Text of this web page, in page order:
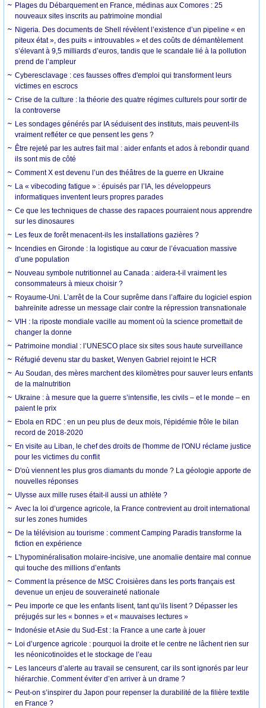
Plages du Débarquement en France, médinas aux Comores : 25
nouveaux sites inscrits au patrimoine mondial
Nigeria. Des documents de Shell révèlent l’existence d’un pipeline « en
piteux état », des puits « introuvables » et des coûts de démantèlement
s’élevant à 9,5 milliards d’euros, tandis que le scandale lié à la pollution
prend de l’ampleur
Cyberesclavage : ces fausses offres d'emploi qui transforment leurs
victimes en escrocs
Crise de la culture : la théorie des quatre régimes culturels pour sortir de
la controverse
Les sondages générés par IA séduisent des instituts, mais peuvent-ils
vraiment refléter ce que pensent les gens ?
Être rejeté par les autres fait mal : aider enfants et ados à rebondir quand
ils sont mis de côté
Comment X est devenu l’un des théâtres de la guerre en Ukraine
La « vibecoding fatigue » : épuisés par l’IA, les développeurs
informatiques inventent leurs propres parades
Ce que les techniques de chasse des rapaces pourraient nous apprendre
sur les dinosaures
Les feux de forêt menacent-ils les installations gazières ?
Incendies en Gironde : la logistique au cœur de l’évacuation massive
d’une population
Nouveau symbole nutritionnel au Canada : aidera-t-il vraiment les
consommateurs à mieux choisir ?
Royaume-Uni. L’arrêt de la Cour suprême dans l’affaire du logiciel espion
bahreïnite adresse un message clair contre la répression transnationale
VIH : la riposte mondiale vacille au moment où la science promettait de
changer la donne
Patrimoine mondial : l’UNESCO place six sites sous haute surveillance
Réfugié devenu star du basket, Wenyen Gabriel rejoint le HCR
Au Soudan, des mères marchent des kilomètres pour sauver leurs enfants
de la malnutrition
Ukraine : à mesure que la guerre s’intensifie, les civils – et le monde – en
paient le prix
Ebola en RDC : en un peu plus de deux mois, l'épidémie frôle le bilan
record de 2018-2020
En visite au Liban, le chef des droits de l'homme de l'ONU réclame justice
pour les victimes du conflit
D'où viennent les plus gros diamants du monde ? La géologie apporte de
nouvelles réponses
Ulysse aux mille ruses était-il aussi un athlète ?
Avec la loi d’urgence agricole, la France contrevient au droit international
sur les zones humides
De la télévision au tourisme : comment Camping Paradis transforme la
fiction en expérience
L’hypominéralisation molaire-incisive, une anomalie dentaire mal connue
qui touche des millions d’enfants
Comment la présence de MSC Croisières dans les ports français est
devenue un enjeu de souveraineté nationale
Peu importe ce que les enfants lisent, tant qu’ils lisent ? Dépasser les
préjugés sur les « bonnes » et « mauvaises lectures »
Indonésie et Asie du Sud-Est : la France a une carte à jouer
Loi d’urgence agricole : pourquoi la droite et le centre ne lâchent rien sur
les néonicotinoïdes et le stockage de l’eau
Les lanceurs d’alerte au travail se censurent, car ils sont ignorés par leur
hiérarchie. Comment éviter d’en arriver à un drame ?
Peut-on s’inspirer du Japon pour repenser la durabilité de la filière textile
en France ?